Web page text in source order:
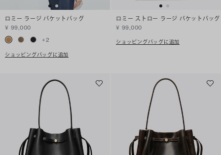
ロミー ラージ バケットバッグ
¥ 99,000
+2
ショッピングバッグに追加
ロミー ストロー ラージ バケットバッグ
¥ 99,000
ショッピングバッグに追加